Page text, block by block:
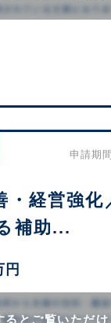
申請期
・経営強化
補助...
円
るとご覧いただ